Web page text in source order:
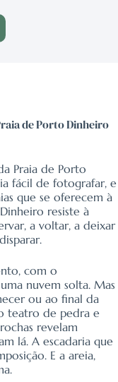
de Porto Dinheiro
Praia de Porto
fácil de fotografar, e
que se oferecem à
resiste à
a voltar, a deixar
com o
nuvem solta. Mas
ou ao final da
teatro de pedra e
revelam
lá. A escadaria que
E a areia,